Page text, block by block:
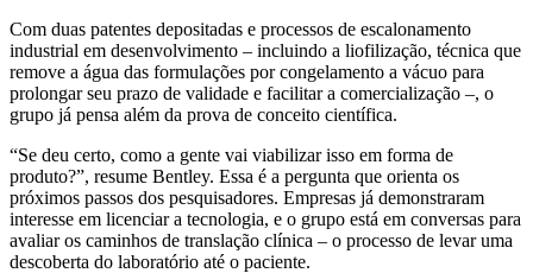
Com duas patentes depositadas e processos de escalonamento
industrial em desenvolvimento – incluindo a liofilização, técnica que
remove a água das formulações por congelamento a vácuo para
prolongar seu prazo de validade e facilitar a comercialização –, o
grupo já pensa além da prova de conceito científica.
“Se deu certo, como a gente vai viabilizar isso em forma de
produto?”, resume Bentley. Essa é a pergunta que orienta os
próximos passos dos pesquisadores. Empresas já demonstraram
interesse em licenciar a tecnologia, e o grupo está em conversas para
avaliar os caminhos de translação clínica – o processo de levar uma
descoberta do laboratório até o paciente.